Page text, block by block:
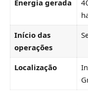
Energia gerada
Início das
operações
Localização